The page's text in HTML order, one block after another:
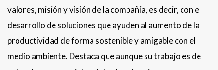
valores, misión y visión de la compañía, es decir, con el
desarrollo de soluciones que ayuden al aumento de la
productividad de forma sostenible y amigable con el
medio ambiente. Destaca que aunque su trabajo es de